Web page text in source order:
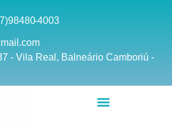
8480-4003
- Vila Real, Balneário Camboriú -